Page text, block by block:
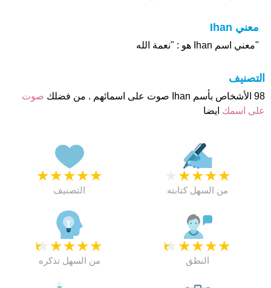
معني Ihan
"معني اسم Ihan هو : "نعمة الله
التصنيف
98 الأشخاص بأسم Ihan صوت على اسمائهم . من فضلك
صوت
على اسمك ايضا
★
★
★
★
★
التصنيف
★
★
★
★
من السهل كتابته
★
★
★
★
★
من السهل تذكره
★
★
★
★
★
النطق